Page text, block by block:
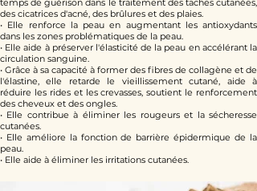
temps de guérison dans le traitement des taches cutanées,
des cicatrices d'acné, des brûlures et des plaies.
• Elle renforce la peau en augmentant les antioxydants
dans les zones problématiques de la peau.
• Elle aide à préserver l'élasticité de la peau en accélérant la
circulation sanguine.
• Grâce à sa capacité à former des fibres de collagène et de
l'élastine, elle retarde le vieillissement cutané, aide à
réduire les rides et les crevasses, soutient le renforcement
des cheveux et des ongles.
• Elle contribue à éliminer les rougeurs et la sécheresse
cutanées.
• Elle améliore la fonction de barrière épidermique de la
peau.
• Elle aide à éliminer les irritations cutanées.